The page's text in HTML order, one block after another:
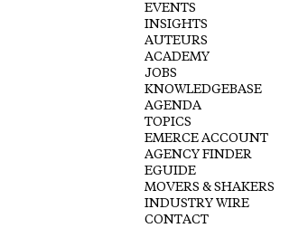
EVENTS
INSIGHTS
AUTEURS
ACADEMY
JOBS
KNOWLEDGEBASE
AGENDA
TOPICS
EMERCE ACCOUNT
AGENCY FINDER
EGUIDE
MOVERS & SHAKERS
INDUSTRY WIRE
CONTACT